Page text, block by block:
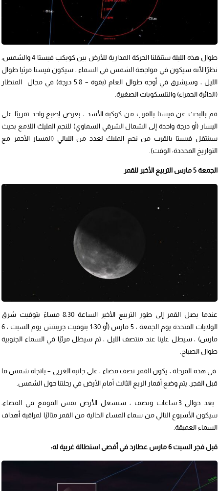
طوال هذه الليلة ستنقلنا الحركة المدارية للأرض بين كويكب فيستا 4 والشمس،
نظرًا لأنه سيكون في مواجهة الشمس في السماء ، سيكون فيستا مرئيا طوال
الليل ، وسيشرق في أوجه طوال العام (بقوة – 5.8 درجة) في مجال المنظار
(الدائرة الحمراء) والتلسكوبات الصغيرة.
قم بالبحث عن فيستا بالقرب من كوكبة الأسد ، بعرض إصبع واحد تقريبًا على
اليسار (أو درجة واحدة إلى الشمال الشرقي السماوي) للنجم المليك اللامع بحيث
سينتقل فيستا بالقرب من نجم المليك لعدد من الليالي (المسار الأحمر مع
التواريخ المحددة: الوقت).
الجمعة 5 مارس التربيع الأخير للقمر
عندما يصل القمر إلى طور التربيع الأخير الساعة 8:30 مساءً بتوقيت شرق
الولايات المتحدة يوم الجمعة ، 5 مارس (أو 1:30 بتوقيت جرينتش يوم السبت ، 6
مارس) ، سيطل علينا عند منتصف الليل ، ثم سيظل مرئيًا في السماء الجنوبية
طوال الصباح.
في هذه المرحلة ، يكون القمر نصف مضاء ، على جانبه الغربي – باتجاه شمس ما
قبل الفجر. يتم وضع أقمار الربع الثالث أمام الأرض في رحلتنا حول الشمس.
بعد حوالي 3 ساعات ونصف ، ستشغل الأرض نفس الموقع في الفضاء،
سيكون الأسبوع التالي من سماء المساء الخالية من القمر مثاليًا لمراقبة أهداف
السماء العميقة.
قبل فجر السبت 6 مارس عطارد في أقصى استطالة غربية له: